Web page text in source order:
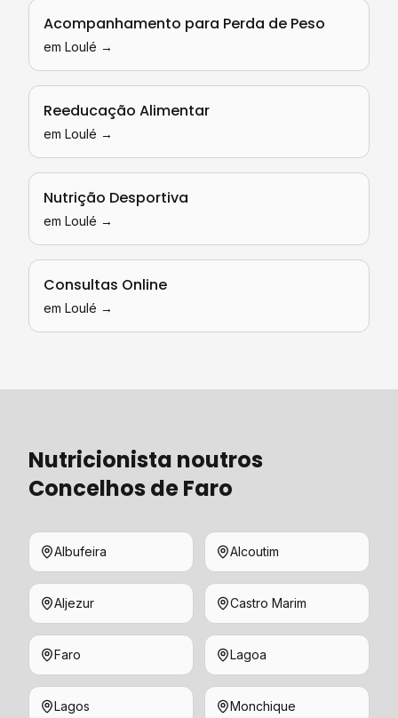
Acompanhamento para Perda de Peso
em Loulé →
Reeducação Alimentar
em Loulé →
Nutrição Desportiva
em Loulé →
Consultas Online
em Loulé →
Nutricionista noutros
Concelhos deFaro
Albufeira Alcoutim
Aljezur Castro Marim
Faro Lagoa
Lagos Monchique